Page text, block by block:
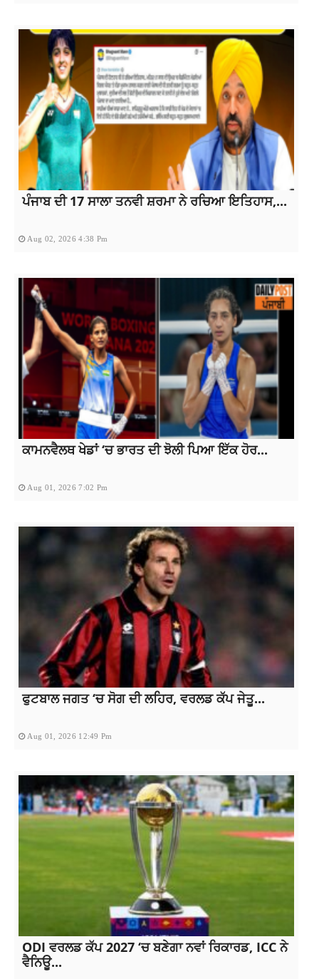
ਪੰਜਾਬ ਦੀ 17 ਸਾਲਾ ਤਨਵੀ ਸ਼ਰਮਾ ਨੇ ਰਚਿਆ ਇਤਿਹਾਸ,...
Aug 02, 2026 4:38 Pm
ਕਾਮਨਵੈਲਥ ਖੇਡਾਂ ‘ਚ ਭਾਰਤ ਦੀ ਝੋਲੀ ਪਿਆ ਇੱਕ ਹੋਰ...
Aug 01, 2026 7:02 Pm
ਫੁਟਬਾਲ ਜਗਤ ‘ਚ ਸੋਗ ਦੀ ਲਹਿਰ, ਵਰਲਡ ਕੱਪ ਜੇਤੂ...
Aug 01, 2026 12:49 Pm
ODI ਵਰਲਡ ਕੱਪ 2027 ‘ਚ ਬਣੇਗਾ ਨਵਾਂ ਰਿਕਾਰਡ, ICC ਨੇ
ਵੈਨਿਊ...